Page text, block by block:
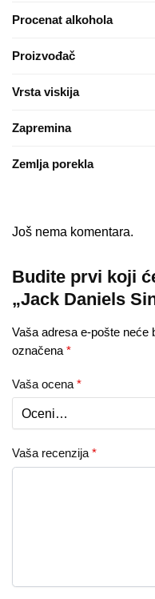
Procenat alkohola
Proizvođač
Vrsta viskija
Zapremina
Zemlja porekla
Još nema komentara.
Budite prvi koji
„Jack Daniels
Vaša adresa e-pošte neće
označena *
Vaša ocena *
Vaša recenzija*